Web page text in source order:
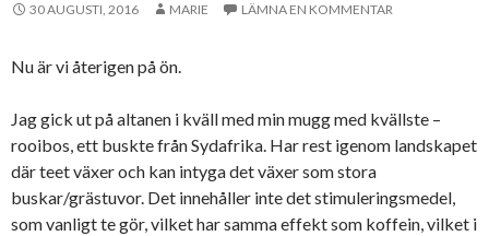
30 AUGUSTI, 2016 MARIE LÄMNA EN KOMMENTAR
Nu är vi återigen på ön.
Jag gick ut på altanen i kväll med min mugg med kvällste –
rooibos, ett buskte från Sydafrika. Har rest igenom landskapet
där teet växer och kan intyga det växer som stora
buskar/grästuvor. Det innehåller inte det stimuleringsmedel,
som vanligt te gör, vilket har samma effekt som koffein, vilket i